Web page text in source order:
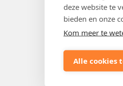
deze website te
bieden en onze
Kom meer te
Alle cookies